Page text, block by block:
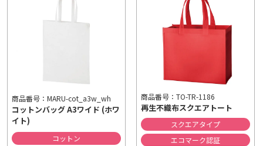
商品番号：MARU-cot_a3w_wh
コットンバッグ A3ワイド (ホワ
イト)
コットン
商品番号：TO-TR-1186
再生不織布スクエアトート
スクエアタイプ
エコマーク認証